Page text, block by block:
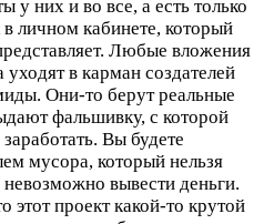
у них и во все, а есть только
личном кабинете, который
Любые вложения
уходят в карман создателей
Они-то берут реальные
фальшивку, с которой
Вы будете
мусора, который нельзя
невозможно вывести деньги.
этот проект какой-то крутой